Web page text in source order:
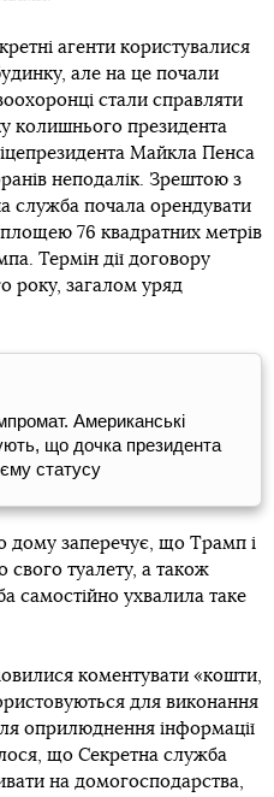
агенти користувалися
але на це почали
стали справляти
колишнього президента
Майкла Пенса
неподалік. Зрештою з
служба почала орендувати
76 квадратних метрів
Термін дії договору
року, загалом уряд
Американські
що дочка президента
статусу
дому заперечує, що Трамп і
свого туалету, а також
самостійно ухвалила таке
коментувати «кошти,
для виконання
оприлюднення інформації
що Секретна служба
на домогосподарства,